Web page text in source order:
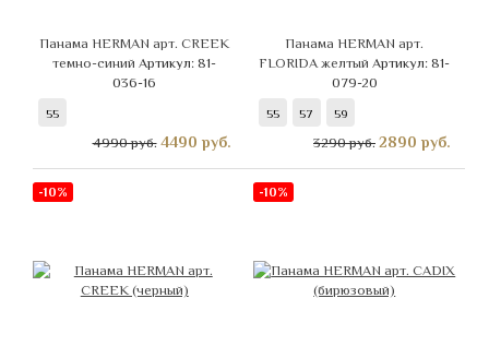
Панама HERMAN арт. CREEK
темно-синийАртикул: 81-
036-16
55
4990 руб. 4490 руб.
Панама HERMAN арт.
FLORIDA желтыйАртикул: 81-
079-20
55 57 59
3290 руб. 2890 руб.
-10% -10%